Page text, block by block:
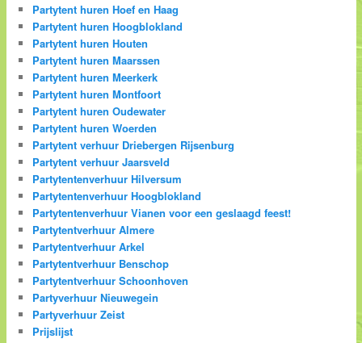
Partytent huren Hoef en Haag
Partytent huren Hoogblokland
Partytent huren Houten
Partytent huren Maarssen
Partytent huren Meerkerk
Partytent huren Montfoort
Partytent huren Oudewater
Partytent huren Woerden
Partytent verhuur Driebergen Rijsenburg
Partytent verhuur Jaarsveld
Partytentenverhuur Hilversum
Partytentenverhuur Hoogblokland
Partytentenverhuur Vianen voor een geslaagd feest!
Partytentverhuur Almere
Partytentverhuur Arkel
Partytentverhuur Benschop
Partytentverhuur Schoonhoven
Partyverhuur Nieuwegein
Partyverhuur Zeist
Prijslijst